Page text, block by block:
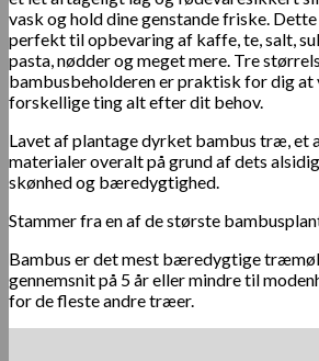
vask og hold dine genstande friske.
perfekt til opbevaring af kaffe, te, salt,
pasta, nødder og meget mere. Tre
bambusbeholderen er praktisk for dig
forskellige ting alt efter dit behov.
Lavet af plantage dyrket bambus træ, et
materialer overalt på grund af dets
skønhed og bæredygtighed.
Stammer fra en af ​​de største
Bambus er det mest bæredygtige
gennemsnit på 5 år eller mindre til
for de fleste andre træer.